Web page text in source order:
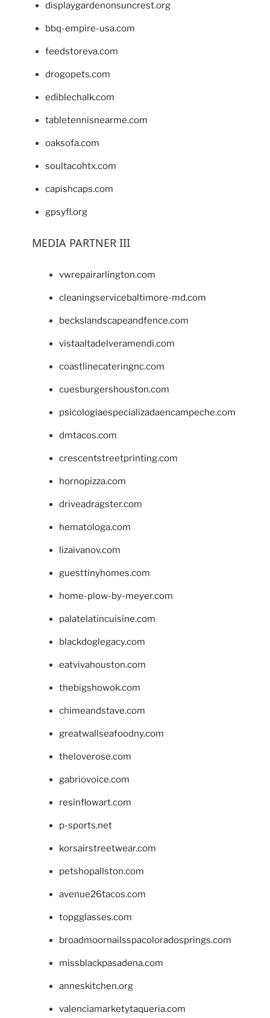
displaygardenonsuncrest.org
bbq-empire-usa.com
feedstoreva.com
drogopets.com
ediblechalk.com
tabletennisnearme.com
oaksofa.com
soultacohtx.com
capishcaps.com
gpsyfl.org
MEDIA PARTNER III
vwrepairarlington.com
cleaningservicebaltimore-md.com
beckslandscapeandfence.com
vistaaltadelveramendi.com
coastlinecateringnc.com
cuesburgershouston.com
psicologiaespecializadaencampeche.com
dmtacos.com
crescentstreetprinting.com
hornopizza.com
driveadragster.com
hematologa.com
lizaivanov.com
guesttinyhomes.com
home-plow-by-meyer.com
palatelatincuisine.com
blackdoglegacy.com
eatvivahouston.com
thebigshowok.com
chimeandstave.com
greatwallseafoodny.com
theloverose.com
gabriovoice.com
resinflowart.com
p-sports.net
korsairstreetwear.com
petshopallston.com
avenue26tacos.com
topgglasses.com
broadmoornailsspacoloradosprings.com
missblackpasadena.com
anneskitchen.org
valenciamarketytaqueria.com